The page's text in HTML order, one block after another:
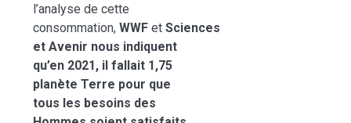
l’analyse de cette
consommation,WWF etSciences
et Avenir nous indiquent
qu’en 2021, il fallait 1,75
planète Terre pour que
tous les besoins des